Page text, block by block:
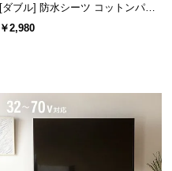
[ダブル] 防水シーツ コットンパイ
ル
￥2,980